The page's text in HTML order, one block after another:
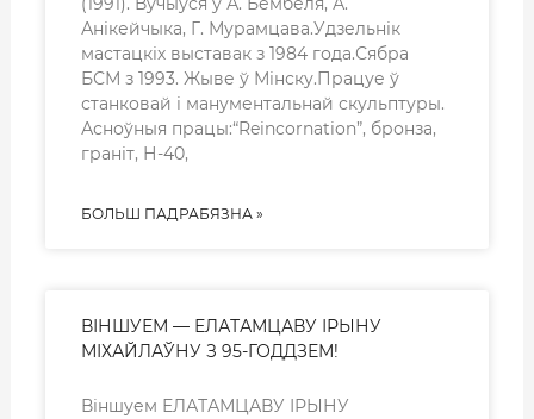
Анікейчыка, Г. Мурамцава.Удзельнік
мастацкіх выставак з 1984 года.Сябра
БСМ з 1993. Жыве ў Мінску.Працуе ў
станковай і манументальнай скульптуры.
Асноўныя працы:“Reincornation”, бронза,
граніт, Н-40,
БОЛЬШ ПАДРАБЯЗНА »
ВІНШУЕМ — ЕЛАТАМЦАВУ ІРЫНУ
МІХАЙЛАЎНУ З 95-ГОДДЗЕМ!
Віншуем ЕЛАТАМЦАВУ ІРЫНУ